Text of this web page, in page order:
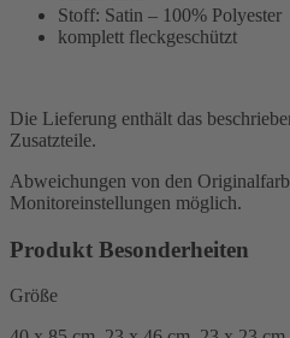
Stoff: Satin – 100% Polyester
komplett fleckgeschützt
Die Lieferung enthält das
Zusatzteile.
Abweichungen von den
Monitoreinstellungen möglich.
Produkt Besonderheiten
Größe